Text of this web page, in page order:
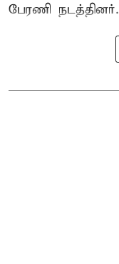
பேரணி நடத்தினர்.